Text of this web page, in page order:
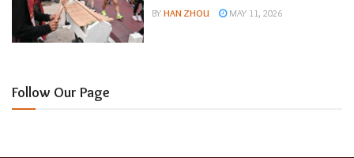
BY HAN ZHOU MAY 11, 2026
Follow Our Page